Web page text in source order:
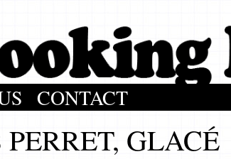
CONTACT
GLACÉ